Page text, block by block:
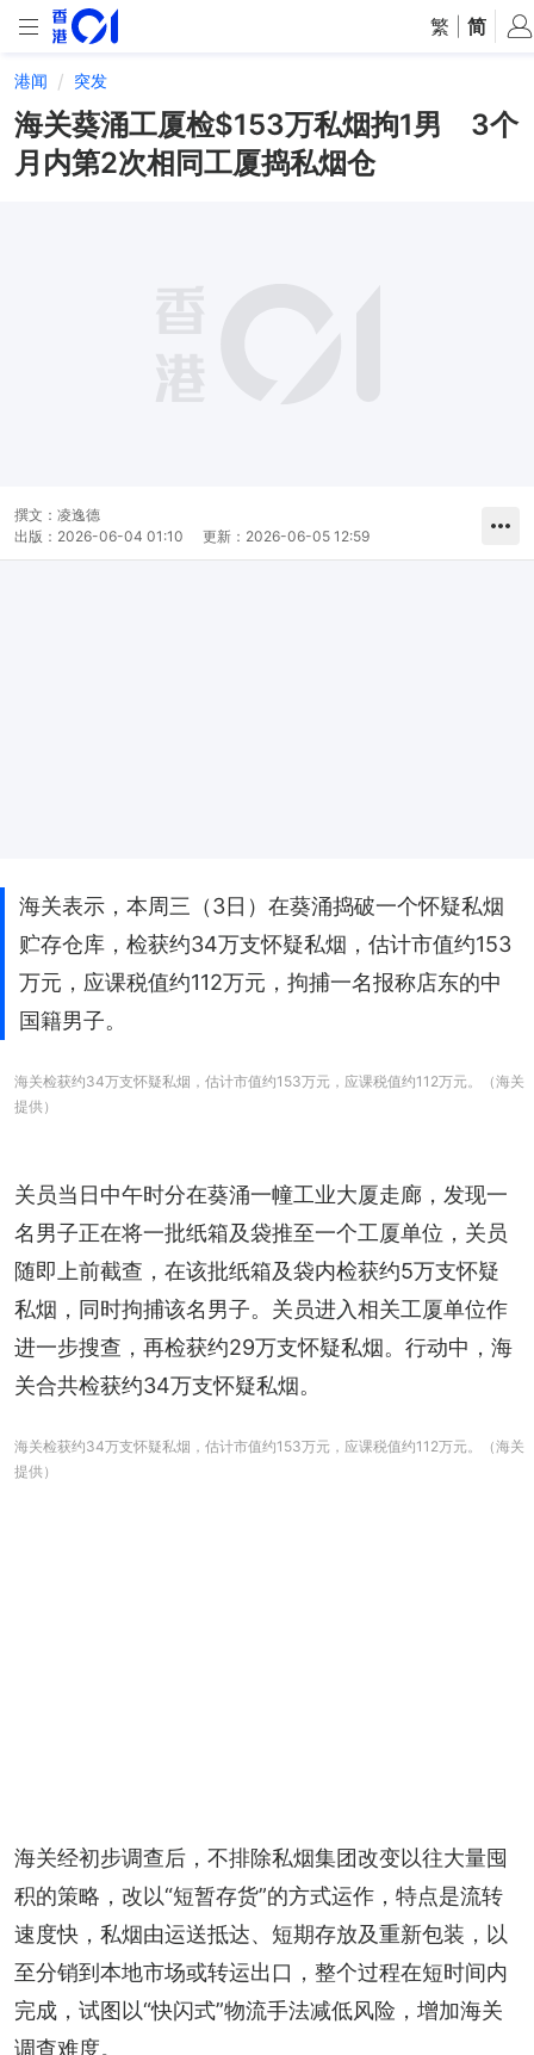
繁 简
港闻 突发
海关葵涌工厦检$153万私烟拘1男 3个
月内第2次相同工厦捣私烟仓
撰文： 凌逸德
出版： 2026-06-04 01:10 更新： 2026-06-05 12:59
海关表示，本周三（3日）在葵涌捣破一个怀疑私烟
贮存仓库，检获约34万支怀疑私烟，估计市值约153
万元，应课税值约112万元，拘捕一名报称店东的中
国籍男子。
海关检获约34万支怀疑私烟，估计市值约153万元，应课税值约112万元。（海关
提供）
关员当日中午时分在葵涌一幢工业大厦走廊，发现一
名男子正在将一批纸箱及袋推至一个工厦单位，关员
随即上前截查，在该批纸箱及袋内检获约5万支怀疑
私烟，同时拘捕该名男子。关员进入相关工厦单位作
进一步搜查，再检获约29万支怀疑私烟。行动中，海
关合共检获约34万支怀疑私烟。
海关检获约34万支怀疑私烟，估计市值约153万元，应课税值约112万元。（海关
提供）
海关经初步调查后，不排除私烟集团改变以往大量囤
积的策略，改以“短暂存货”的方式运作，特点是流转
速度快，私烟由运送抵达、短期存放及重新包装，以
至分销到本地市场或转运出口，整个过程在短时间内
完成，试图以“快闪式”物流手法减低风险，增加海关
调查难度。